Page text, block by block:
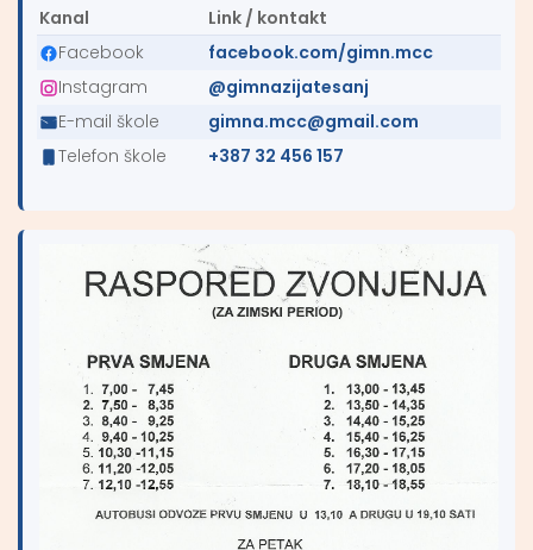
Kanal
Link / kontakt
Facebook
facebook.com/gimn.mcc
Instagram
@gimnazijatesanj
E-mail škole
gimna.mcc@gmail.com
Telefon škole
+387 32 456 157